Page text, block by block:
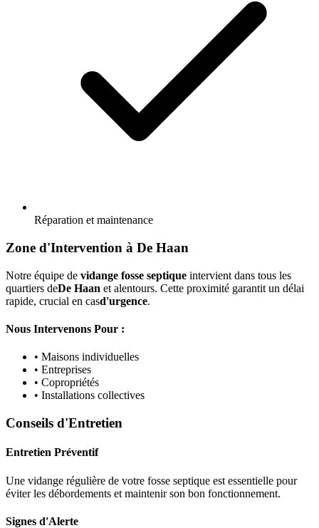
Réparation et maintenance
Zone d'Intervention à De Haan
Notre équipe de vidange fosse septique intervient dans tous les
quartiers deDe Haan et alentours. Cette proximité garantit un délai
rapide, crucial en casd'urgence.
Nous Intervenons Pour :
• Maisons individuelles
• Entreprises
• Copropriétés
• Installations collectives
Conseils d'Entretien
Entretien Préventif
Une vidange régulière de votre fosse septique est essentielle pour
éviter les débordements et maintenir son bon fonctionnement.
Signes d'Alerte